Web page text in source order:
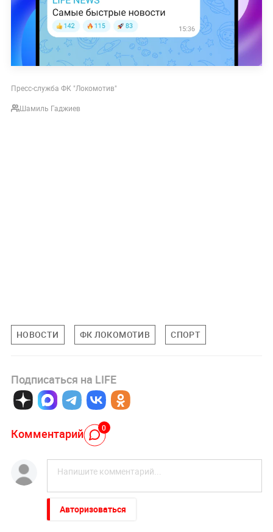
Пресс-служба ФК "Локомотив"
Шамиль Гаджиев
НОВОСТИ ФК ЛОКОМОТИВ СПОРТ
Подписаться на LIFE
Комментарий 0
Авторизоваться